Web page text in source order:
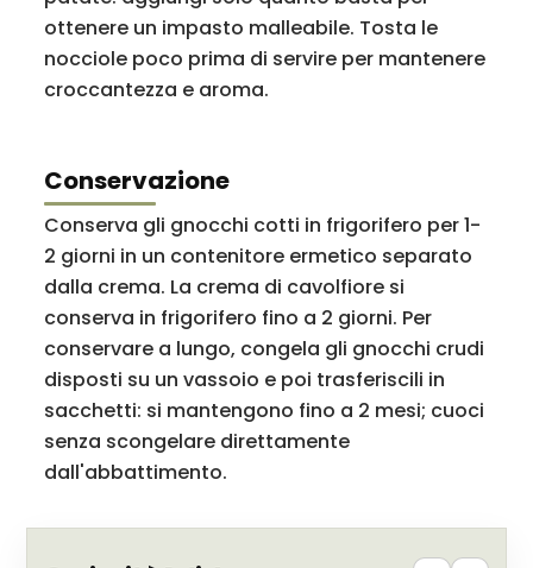
ottenere un impasto malleabile. Tosta le
nocciole poco prima di servire per mantenere
croccantezza e aroma.
Conservazione
Conserva gli gnocchi cotti in frigorifero per 1-
2 giorni in un contenitore ermetico separato
dalla crema. La crema di cavolfiore si
conserva in frigorifero fino a 2 giorni. Per
conservare a lungo, congela gli gnocchi crudi
disposti su un vassoio e poi trasferiscili in
sacchetti: si mantengono fino a 2 mesi; cuoci
senza scongelare direttamente
dall'abbattimento.